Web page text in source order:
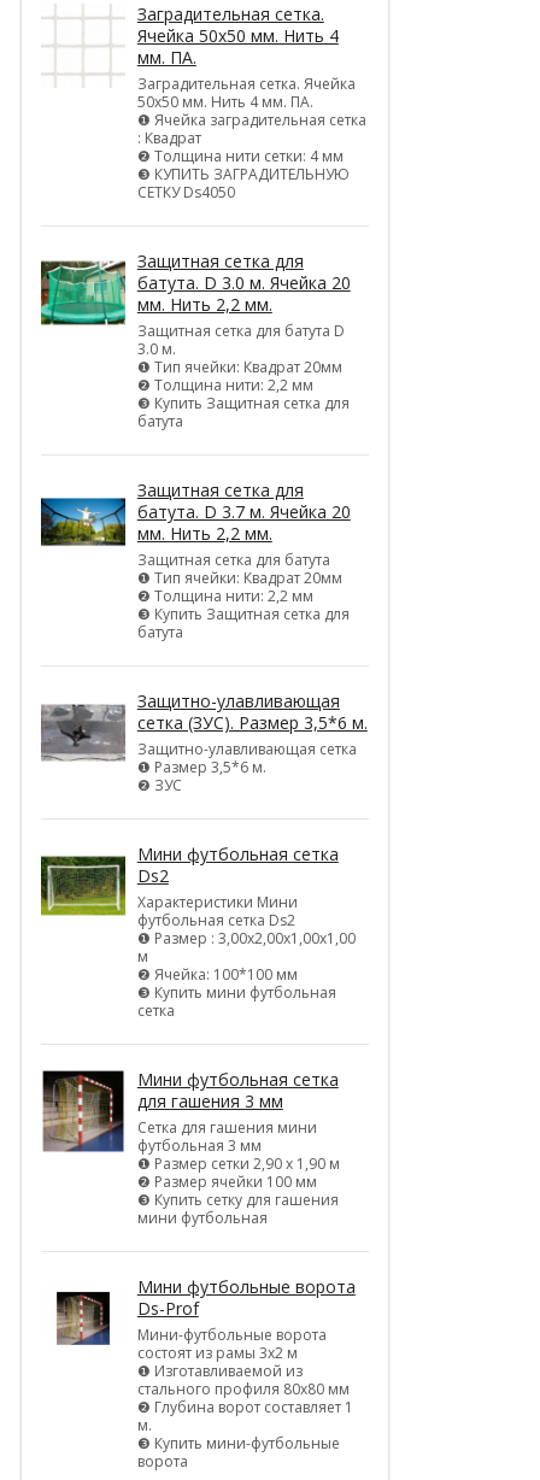
Заградительная сетка.
Ячейка 50х50 мм. Нить 4
мм. ПА.
Заградительная сетка. Ячейка
50х50 мм. Нить 4 мм. ПА.
❶ Ячейка заградительная сетка
: Квадрат
❷ Толщина нити сетки: 4 мм
❸ КУПИТЬ ЗАГРАДИТЕЛЬНУЮ
СЕТКУ Ds4050
Защитная сетка для
батута. D 3.0 м. Ячейка 20
мм. Нить 2,2 мм.
Защитная сетка для батута D
3.0 м.
❶ Тип ячейки: Квадрат 20мм
❷ Толщина нити: 2,2 мм
❸ Купить Защитная сетка для
батута
Защитная сетка для
батута. D 3.7 м. Ячейка 20
мм. Нить 2,2 мм.
Защитная сетка для батута
❶ Тип ячейки: Квадрат 20мм
❷ Толщина нити: 2,2 мм
❸ Купить Защитная сетка для
батута
Защитно-улавливающая
сетка (ЗУС). Размер 3,5*6 м.
Защитно-улавливающая сетка
❶ Размер 3,5*6 м.
❷ ЗУС
Мини футбольная сетка
Ds2
Характеристики Мини
футбольная сетка Ds2
❶ Размер : 3,00х2,00х1,00х1,00
м
❷ Ячейка: 100*100 мм
❸ Купить мини футбольная
сетка
Мини футбольная сетка
для гашения 3 мм
Сетка для гашения мини
футбольная 3 мм
❶ Размер сетки 2,90 х 1,90 м
❷ Размер ячейки 100 мм
❸ Купить сетку для гашения
мини футбольная
Мини футбольные ворота
Ds-Prof
Мини-футбольные ворота
состоят из рамы 3х2 м
❶ Изготавливаемой из
стального профиля 80х80 мм
❷ Глубина ворот составляет 1
м.
❸ Купить мини-футбольные
ворота